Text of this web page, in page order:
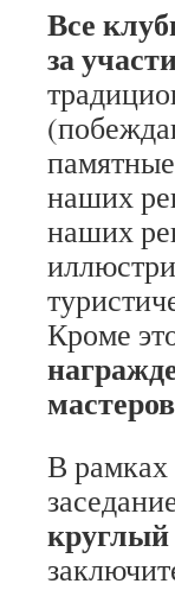
Все
за
наших
наших
Кроме
В рамках
круглый